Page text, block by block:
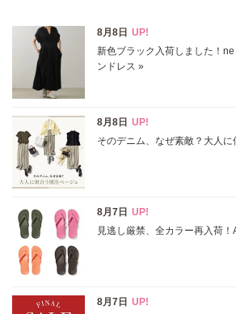
再入荷
カラー
ベージュ ブラウン
イエロー
パープル